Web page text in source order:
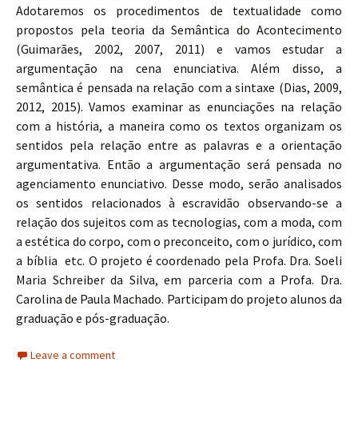
Adotaremos os procedimentos de textualidade como
propostos pela teoria da Semântica do Acontecimento
(Guimarães, 2002, 2007, 2011) e vamos estudar a
argumentação na cena enunciativa. Além disso, a
semântica é pensada na relação com a sintaxe (Dias, 2009,
2012, 2015). Vamos examinar as enunciações na relação
com a história, a maneira como os textos organizam os
sentidos pela relação entre as palavras e a orientação
argumentativa. Então a argumentação será pensada no
agenciamento enunciativo. Desse modo, serão analisados
os sentidos relacionados à escravidão observando-se a
relação dos sujeitos com as tecnologias, com a moda, com
a estética do corpo, com o preconceito, com o jurídico, com
a bíblia etc. O projeto é coordenado pela Profa. Dra. Soeli
Maria Schreiber da Silva, em parceria com a Profa. Dra.
Carolina de Paula Machado. Participam do projeto alunos da
graduação e pós-graduação.
Leave a comment